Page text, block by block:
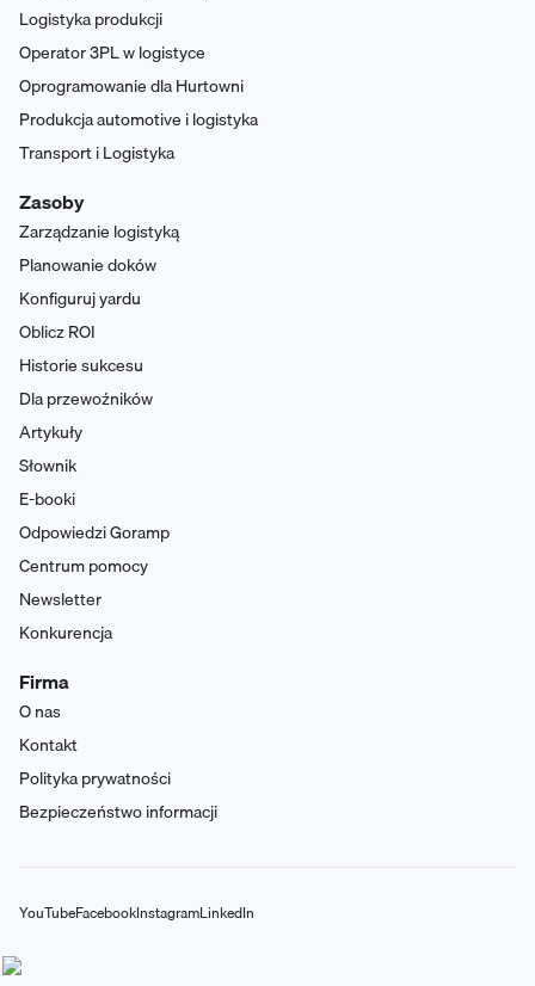
Logistyka produkcji
Operator 3PL w logistyce
Oprogramowanie dla Hurtowni
Produkcja automotive i logistyka
Transport i Logistyka
Zasoby
Zarządzanie logistyką
Planowanie doków
Konfiguruj yardu
Oblicz ROI
Historie sukcesu
Dla przewoźników
Artykuły
Słownik
E-booki
Odpowiedzi Goramp
Centrum pomocy
Newsletter
Konkurencja
Firma
O nas
Kontakt
Polityka prywatności
Bezpieczeństwo informacji
YouTubeFacebookInstagramLinkedIn